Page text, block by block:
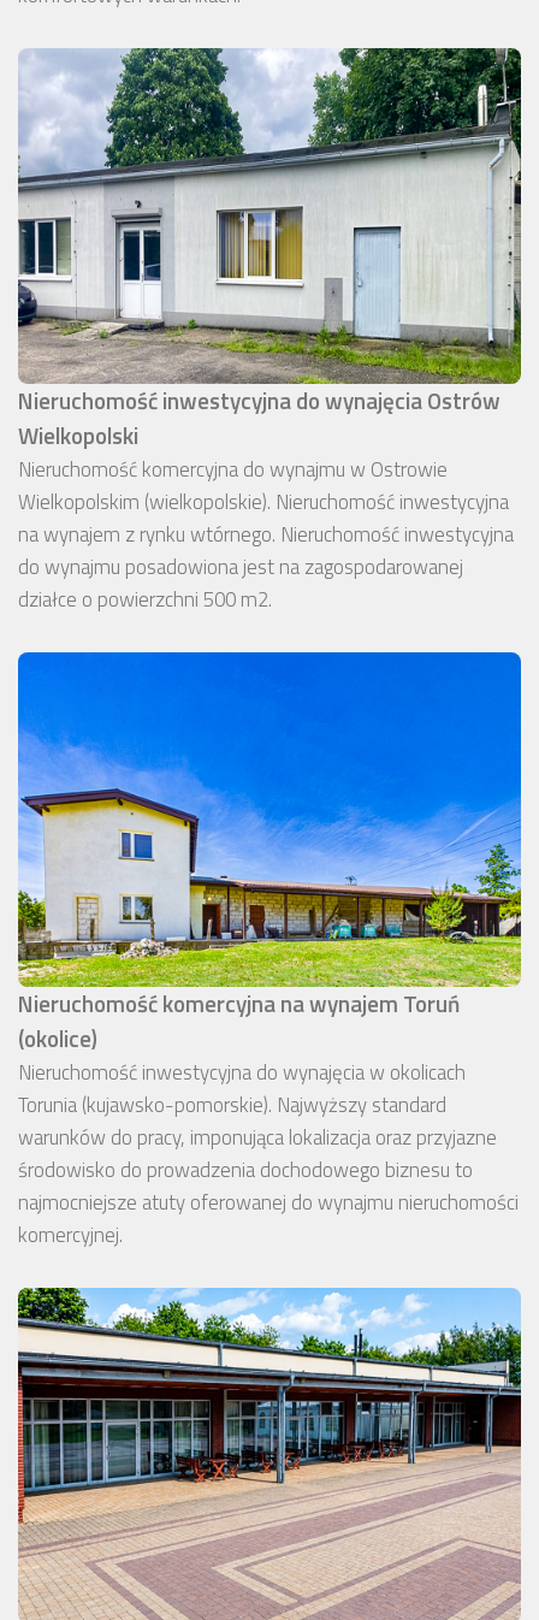
Nieruchomość inwestycyjna do wynajęcia Ostrów
Wielkopolski
Nieruchomość komercyjna do wynajmu w Ostrowie
Wielkopolskim (wielkopolskie). Nieruchomość inwestycyjna
na wynajem z rynku wtórnego. Nieruchomość inwestycyjna
do wynajmu posadowiona jest na zagospodarowanej
działce o powierzchni 500 m2.
Nieruchomość komercyjna na wynajem Toruń
(okolice)
Nieruchomość inwestycyjna do wynajęcia w okolicach
Torunia (kujawsko-pomorskie). Najwyższy standard
warunków do pracy, imponująca lokalizacja oraz przyjazne
środowisko do prowadzenia dochodowego biznesu to
najmocniejsze atuty oferowanej do wynajmu nieruchomości
komercyjnej.